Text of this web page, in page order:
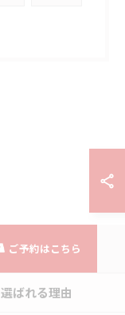
ご予約はこちら
選ばれる理由